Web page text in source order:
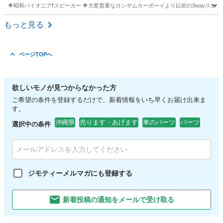
🔶昭和パイオニア❗スピーカー 🔶大変貴重なロンサムカーボーイより以前の3wayス
沖縄 宜野湾市
もっと見る
ページTOPへ
欲しいモノが見つからなかった方
ご希望の条件を登録するだけで、新着情報をいち早くお届け出来ま
す。
選択中の条件 沖縄県 売ります・あげます 車のパーツ パーツ
ジモティーメルマガにも登録する
新着投稿の通知をメールで受け取る